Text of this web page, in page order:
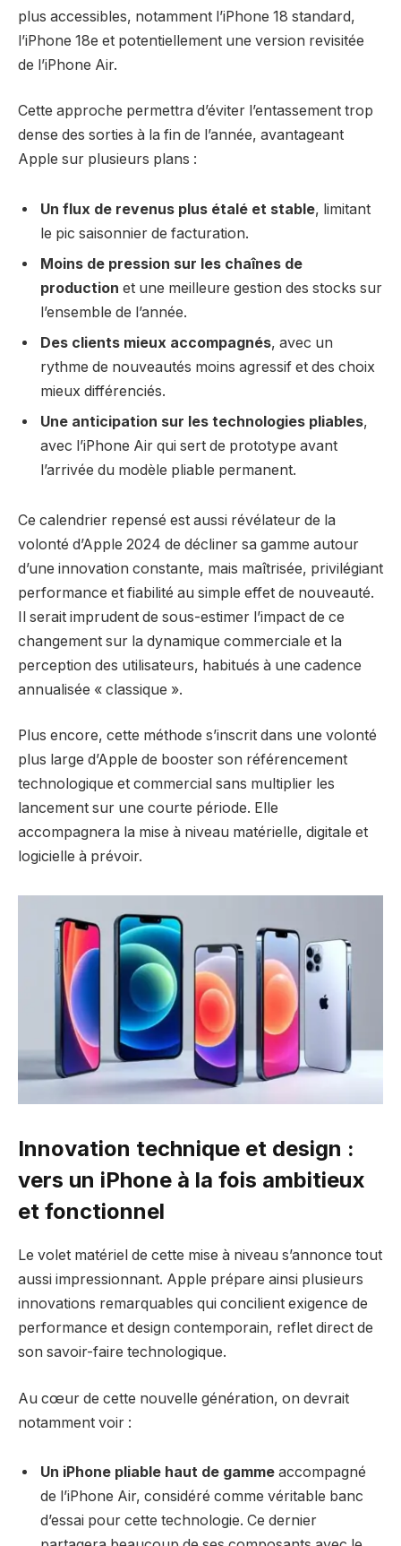
plus accessibles, notamment l’iPhone 18 standard,
l’iPhone 18e et potentiellement une version revisitée
de l’iPhone Air.
Cette approche permettra d’éviter l’entassement trop
dense des sorties à la fin de l’année, avantageant
Apple sur plusieurs plans :
Un flux de revenus plus étalé et stable, limitant
le pic saisonnier de facturation.
Moins de pression sur les chaînes de
production et une meilleure gestion des stocks sur
l’ensemble de l’année.
Des clients mieux accompagnés, avec un
rythme de nouveautés moins agressif et des choix
mieux différenciés.
Une anticipation sur les technologies pliables,
avec l’iPhone Air qui sert de prototype avant
l’arrivée du modèle pliable permanent.
Ce calendrier repensé est aussi révélateur de la
volonté d’Apple 2024 de décliner sa gamme autour
d’une innovation constante, mais maîtrisée, privilégiant
performance et fiabilité au simple effet de nouveauté.
Il serait imprudent de sous-estimer l’impact de ce
changement sur la dynamique commerciale et la
perception des utilisateurs, habitués à une cadence
annualisée « classique ».
Plus encore, cette méthode s’inscrit dans une volonté
plus large d’Apple de booster son référencement
technologique et commercial sans multiplier les
lancement sur une courte période. Elle
accompagnera la mise à niveau matérielle, digitale et
logicielle à prévoir.
Innovation technique et design :
vers un iPhone à la fois ambitieux
et fonctionnel
Le volet matériel de cette mise à niveau s’annonce tout
aussi impressionnant. Apple prépare ainsi plusieurs
innovations remarquables qui concilient exigence de
performance et design contemporain, reflet direct de
son savoir-faire technologique.
Au cœur de cette nouvelle génération, on devrait
notamment voir :
Un iPhone pliable haut de gamme accompagné
de l’iPhone Air, considéré comme véritable banc
d’essai pour cette technologie. Ce dernier